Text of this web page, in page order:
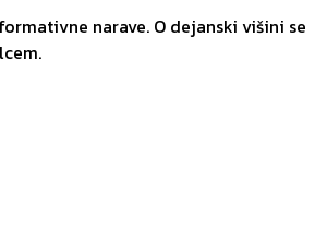
narave. O dejanski višini se